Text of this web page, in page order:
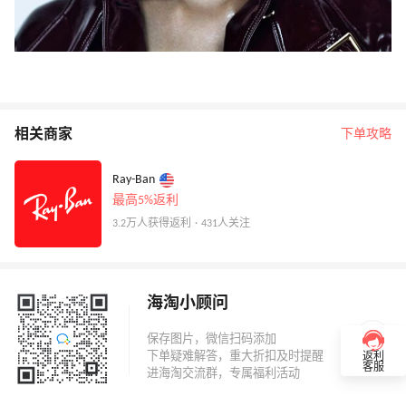
相关商家 下单攻略
Ray-Ban
最高5%返利
3.2万人获得返利 · 431人关注
海淘小顾问
返利
客服